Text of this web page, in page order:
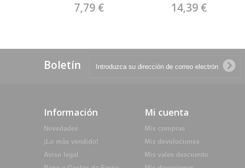
mosquetones Miguel
7,79 €
metro con 2 mosquetones
14,39 €
Boletín
Información
Novedades
¡Lo más vendido!
Aviso legal
Mi cuenta
Mis compras
Mis devoluciones
Mis vales descuento